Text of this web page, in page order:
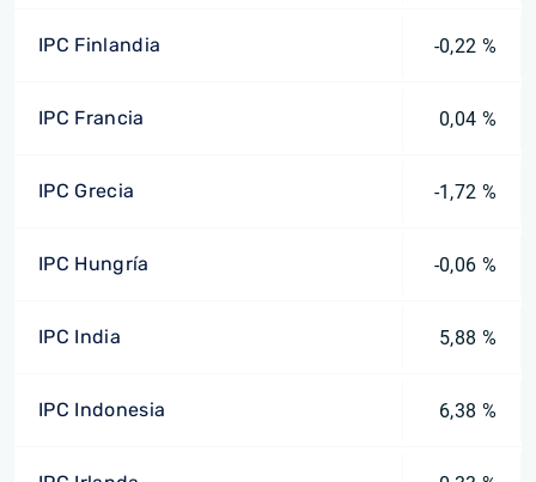
IPC Finlandia -0,22 %
IPC Francia 0,04 %
IPC Grecia -1,72 %
IPC Hungría -0,06 %
IPC India 5,88 %
IPC Indonesia 6,38 %